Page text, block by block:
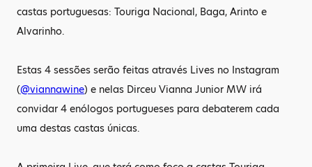
castas portuguesas: Touriga Nacional, Baga, Arinto e
Alvarinho.
Estas 4 sessões serão feitas através Lives no Instagram
(@viannawine) e nelas Dirceu Vianna Junior MW irá
convidar 4 enólogos portugueses para debaterem cada
uma destas castas únicas.